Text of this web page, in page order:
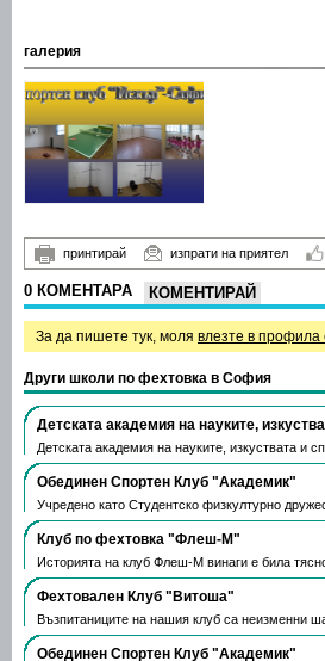
галерия
принтирай изпрати на приятел
0 КОМЕНТАРА КОМЕНТИРАЙ
За да пишете тук, моля влезте в профила
Други школи по фехтовка в София
Детската академия на науките,
Детската академия на науките, изкуствата и
Обединен Спортен Клуб "Академик"
Учредено като Студентско физкултурно
Клуб по фехтовка "Флеш-М"
Историята на клуб Флеш-М винаги е била
Фехтовален Клуб "Витоша"
Възпитаниците на нашия клуб са неизменни
Обединен Спортен Клуб "Академик"